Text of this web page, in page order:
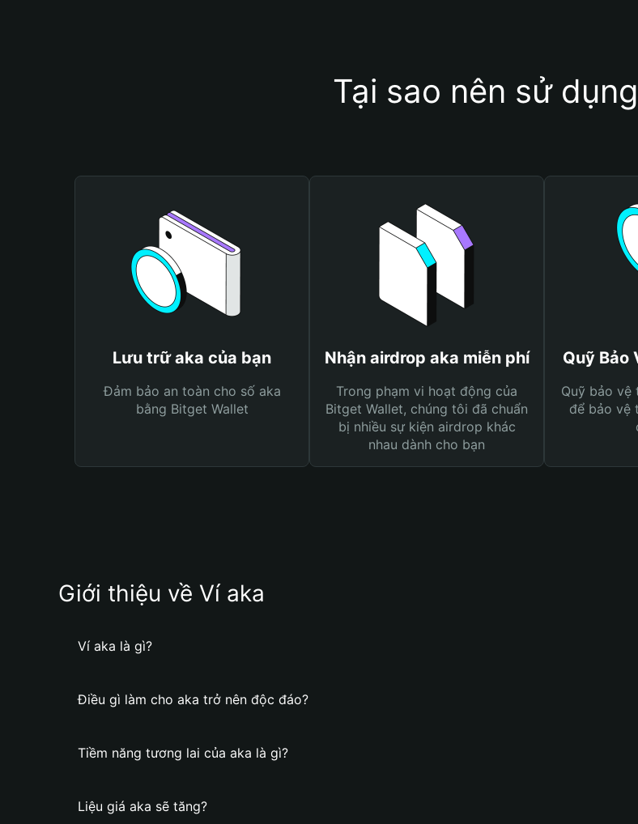
Tại sao nên sử
Lưu trữ aka của bạn
Đảm bảo an toàn cho số aka
bằng Bitget Wallet
Nhận airdrop aka miễn phí
Trong phạm vi hoạt động của
Bitget Wallet, chúng tôi đã chuẩn
bị nhiều sự kiện airdrop khác
nhau dành cho bạn
Quỹ Bảo
Quỹ bảo vệ
để bảo vệ
Giới thiệu về Ví aka
Ví aka là gì?
Điều gì làm cho aka trở nên độc đáo?
Tiềm năng tương lai của aka là gì?
Liệu giá aka sẽ tăng?